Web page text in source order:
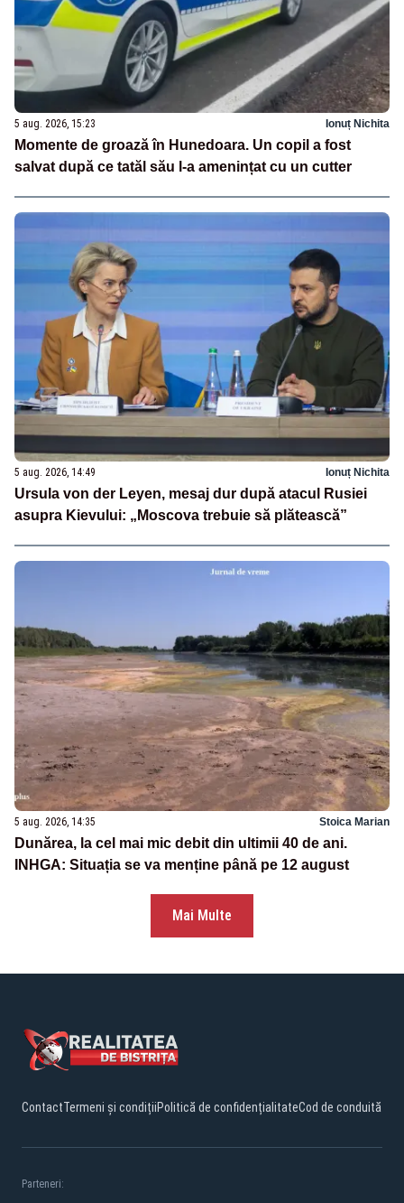
5 aug. 2026, 15:23 Ionuț Nichita
Momente de groază în Hunedoara. Un copil a fost
salvat după ce tatăl său l-a amenințat cu un cutter
5 aug. 2026, 14:49 Ionuț Nichita
Ursula von der Leyen, mesaj dur după atacul Rusiei
asupra Kievului: „Moscova trebuie să plătească”
5 aug. 2026, 14:35 Stoica Marian
Dunărea, la cel mai mic debit din ultimii 40 de ani.
INHGA: Situația se va menține până pe 12 august
Mai Multe
ContactTermeni și condițiiPolitică de confidențialitateCod de conduită
Parteneri: